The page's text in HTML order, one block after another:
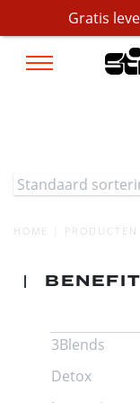
HOME | PRODUCTEN
BENEFIT
3Blends
Detox
Gratis